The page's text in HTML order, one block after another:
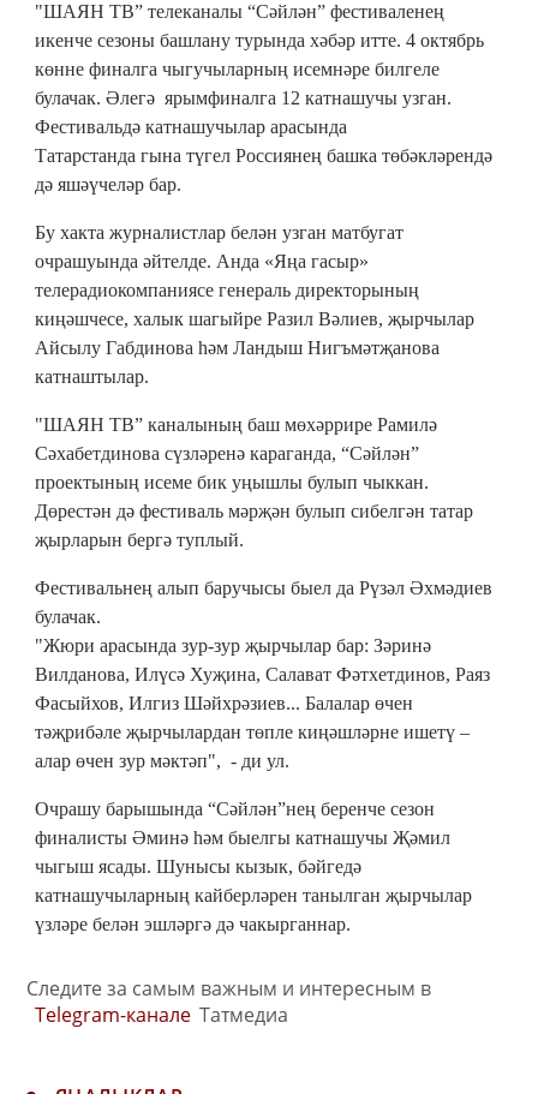
"ШАЯН ТВ” телеканалы “Сәйлән” фестиваленең
икенче сезоны башлану турында хәбәр итте. 4 октябрь
көнне финалга чыгучыларның исемнәре билгеле
булачак. Әлегә ярымфиналга 12 катнашучы узган.
Фестивальдә катнашучылар арасында
Татарстанда гына түгел Россиянең башка төбәкләрендә
дә яшәүчеләр бар.
Бу хакта журналистлар белән узган матбугат
очрашуында әйтелде. Анда «Яңа гасыр»
телерадиокомпаниясе генераль директорының
киңәшчесе, халык шагыйре Разил Вәлиев, җырчылар
Айсылу Габдинова һәм Ландыш Нигъмәтҗанова
катнаштылар.
"ШАЯН ТВ” каналының баш мөхәррире Рамилә
Сәхабетдинова сүзләренә караганда, “Сәйлән”
проектының исеме бик уңышлы булып чыккан.
Дөрестән дә фестиваль мәрҗән булып сибелгән татар
җырларын бергә туплый.
Фестивальнең алып баручысы быел да Рүзәл Әхмәдиев
булачак.
"Жюри арасында зур-зур җырчылар бар: Зәринә
Вилданова, Илүсә Хуҗина, Салават Фәтхетдинов, Раяз
Фасыйхов, Илгиз Шәйхрәзиев... Балалар өчен
тәҗрибәле җырчылардан төпле киңәшләрне ишетү –
алар өчен зур мәктәп", - ди ул.
Очрашу барышында “Сәйлән”нең беренче сезон
финалисты Әминә һәм быелгы катнашучы Җәмил
чыгыш ясады. Шунысы кызык, бәйгедә
катнашучыларның кайберләрен танылган җырчылар
үзләре белән эшләргә дә чакырганнар.
Следите за самым важным и интересным в
Telegram-канале Татмедиа